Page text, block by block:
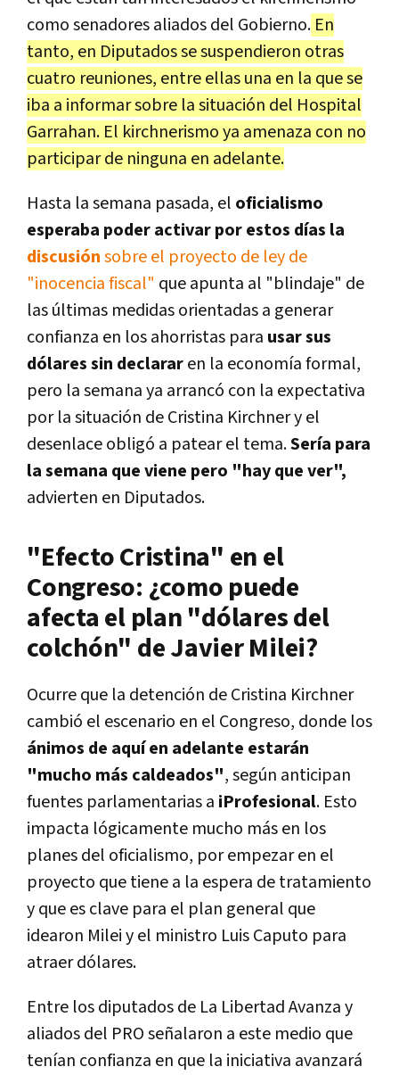
como senadores aliados del Gobierno. En
tanto, en Diputados se suspendieron otras
cuatro reuniones, entre ellas una en la que se
iba a informar sobre la situación del Hospital
Garrahan. El kirchnerismo ya amenaza con no
participar de ninguna en adelante.
Hasta la semana pasada, el oficialismo
esperaba poder activar por estos días la
discusiónsobre el proyecto de ley de
"inocencia fiscal" que apunta al "blindaje" de
las últimas medidas orientadas a generar
confianza en los ahorristas para usar sus
dólares sin declararen la economía formal,
pero la semana ya arrancó con la expectativa
por la situación de Cristina Kirchner y el
desenlace obligó a patear el tema.Sería para
la semana que viene pero "hay que ver",
advierten en Diputados.
"Efecto Cristina" en el
Congreso: ¿como puede
afecta el plan "dólares del
colchón" de Javier Milei?
Ocurre que la detención de Cristina Kirchner
cambió el escenario en el Congreso, donde los
ánimos de aquí en adelante estarán
"mucho más caldeados", según anticipan
fuentes parlamentarias a iProfesional. Esto
impacta lógicamente mucho más en los
planes del oficialismo, por empezar en el
proyecto que tiene a la espera de tratamiento
y que es clave para el plan general que
idearon Milei y el ministro Luis Caputo para
atraer dólares.
Entre los diputados de La Libertad Avanza y
aliados del PRO señalaron a este medio que
tenían confianza en que la iniciativa avanzará